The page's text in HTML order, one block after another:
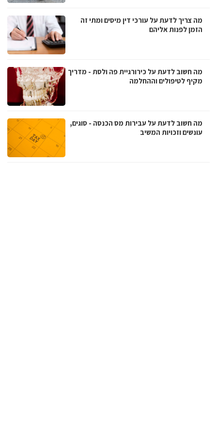
מה צריך לדעת על עורכי דין מיסים ומתי זה
הזמן לפנות אליהם
מה חשוב לדעת על כירורגיית פה ולסת - מדריך
מקיף לטיפולים וההחלמה
מה חשוב לדעת על עבירות מס הכנסה - סוגים,
עונשים וזכויות המשיב